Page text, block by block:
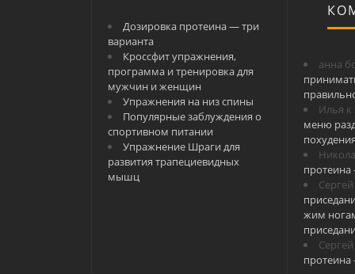
Дозировка протеина — три
варианта
Кроссфит упражнения,
программа и тренировка для
мужчин и женщин
Упражнения на низ спины
Популярные заблуждения о
спортивном питании
Упражнение Шраги для
развития трапециевидных
мышц
анна
Илья
меню
протеина
Сергей
жим
Сергей
протеина